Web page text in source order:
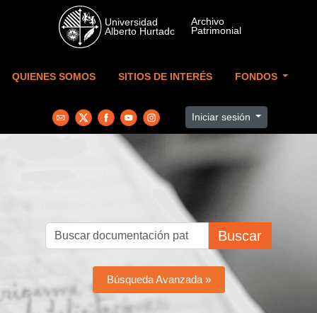
Skip to main content
QUIENES SOMOS SITIOS DE INTERÉS FONDOS
Iniciar sesión
Buscar
Búsqueda Avanzada »